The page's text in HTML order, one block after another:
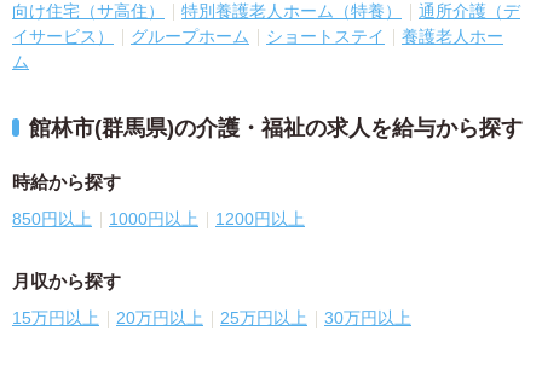
向け住宅（サ高住）
特別養護老人ホーム（特養）
通所介護（デ
イサービス）
グループホーム ショートステイ
養護老人ホー
ム
館林市(群馬県)の介護・福祉の求人を給与から探す
時給から探す
850円以上 1000円以上 1200円以上
月収から探す
15万円以上 20万円以上 25万円以上 30万円以上